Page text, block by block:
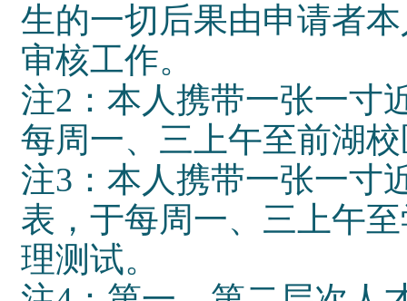
生的一切后果由申请者
审核工作。
注2：本人携带一张一寸
每周一、三上午至前湖
注3：本人携带一张一寸
表，于每周一、三上午
理测试。